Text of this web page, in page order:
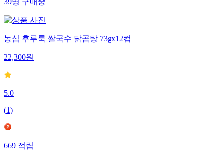
39명구매중
농심 후루룩 쌀국수 닭곰탕 73gx12컵
22,300원
5.0
(1)
669적립